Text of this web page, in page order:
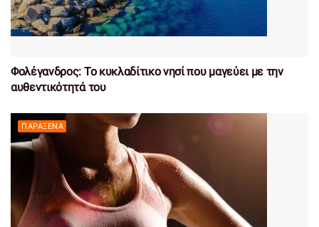
Φολέγανδρος: Το κυκλαδίτικο νησί που μαγεύει με την
αυθεντικότητά του
ΠΑΡΆΞΕΝΑ